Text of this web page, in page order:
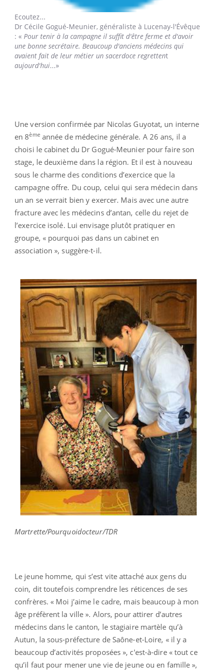
Ecoutez...
Dr Cécile Gogué-Meunier, généraliste à Lucenay-l'Évêque
: « Pour tenir à la campagne il suffit d'être ferme et d'avoir
une bonne secrétaire. Beaucoup d'anciens médecins qui
avaient fait de leur métier un sacerdoce regrettent
aujourd'hui...»
Une version confirmée par Nicolas Guyotat, un interne
en 8èmeannée de médecine générale. A 26 ans, il a
choisi le cabinet du Dr Gogué-Meunier pour faire son
stage, le deuxième dans la région. Et il est à nouveau
sous le charme des conditions d’exercice que la
campagne offre. Du coup, celui qui sera médecin dans
un an se verrait bien y exercer. Mais avec une autre
fracture avec les médecins d’antan, celle du rejet de
l’exercice isolé. Lui envisage plutôt pratiquer en
groupe, « pourquoi pas dans un cabinet en
association », suggère-t-il.
Martrette/Pourquoidocteur/TDR
Le jeune homme, qui s’est vite attaché aux gens du
coin, dit toutefois comprendre les réticences de ses
confrères. « Moi j’aime le cadre, mais beaucoup à mon
âge préfèrent la ville ». Alors, pour attirer d’autres
médecins dans le canton, le stagiaire martèle qu’à
Autun, la sous-préfecture de Saône-et-Loire, « il y a
beaucoup d’activités proposées », c'est-à-dire « tout ce
qu’il faut pour mener une vie de jeune ou en famille »,